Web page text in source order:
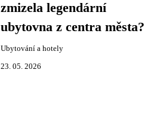
zmizela legendární
ubytovna z centra města?
Ubytování a hotely
23. 05. 2026